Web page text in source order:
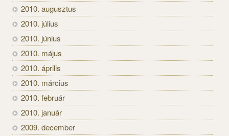
2010. augusztus
2010. július
2010. június
2010. május
2010. április
2010. március
2010. február
2010. január
2009. december